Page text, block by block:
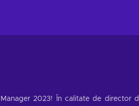
2023! În calitate de director